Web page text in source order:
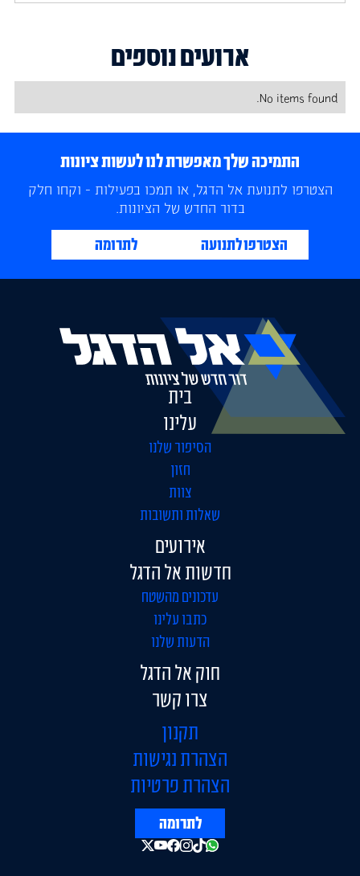
ארועים נוספים
No items found.
התמיכה שלך מאפשרת לנו לעשות ציונות
הצטרפו לתנועת אל הדגל, או תמכו בפעילות - וקחו חלק
בדור החדש של הציונות.
הצטרפו לתנועה לתרומה
בית
עלינו
הסיפור שלנו
חזון
צוות
שאלות ותשובות
אירועים
חדשות אל הדגל
עדכונים מהשטח
כתבו עלינו
הדעות שלנו
חוק אל הדגל
צרו קשר
תקנון
הצהרת נגישות
הצהרת פרטיות
לתרומה